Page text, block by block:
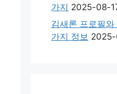
가지 2025-08-
김새론 프로필
가지 정보